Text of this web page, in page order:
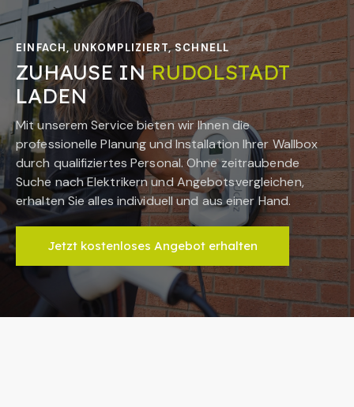
EINFACH, UNKOMPLIZIERT, SCHNELL
ZUHAUSE INRUDOLSTADT
LADEN
Mit unserem Service bieten wir Ihnen die
professionelle Planung und Installation Ihrer Wallbox
durch qualifiziertes Personal. Ohne zeitraubende
Suche nach Elektrikern und Angebotsvergleichen,
erhalten Sie alles individuell und aus einer Hand.
Jetzt kostenloses Angebot erhalten